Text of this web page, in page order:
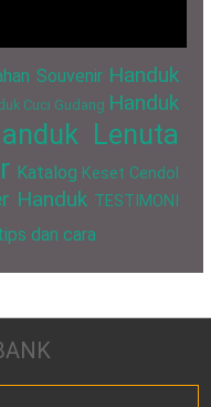
Souvenir Handuk
Cuci Gudang Handuk
Lenuta
Katalog Keset Cendol
Handuk TESTIMONI
dan cara